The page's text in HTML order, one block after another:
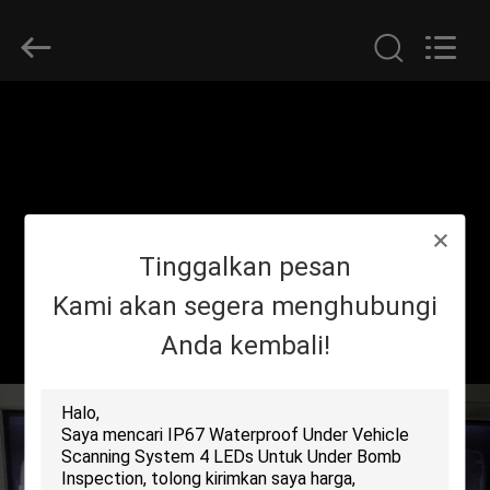
TENTANG
KAMI
PABRIK
KONTROL
EQUIPMENT
CO.,
Tinggalkan pesan
Kami akan segera menghubungi
Anda kembali!